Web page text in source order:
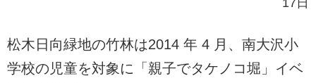
松木日向緑地の竹林は2014 年 4 月、南大沢小
学校の児童を対象に「親子でタケノコ堀」イベ